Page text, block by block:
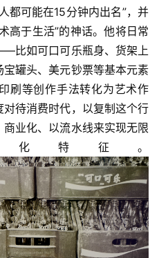
都可能在15分钟内出名”，并
高于生活”的神话。他将日常
比如可口可乐瓶身、货架上
罐头、美元钞票等基本元素
刷等创作手法转化为艺术作
待消费时代，以复制这个行
业化、以流水线来实现无限
特征。